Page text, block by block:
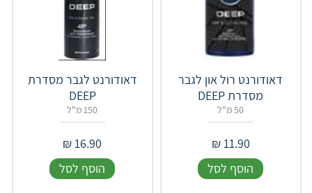
דאודורנט רול און לגבר
מסדרת DEEP
50 מ"ל
11.90
₪
הוסף לסל
דאודורנט לגבר מסדרת
DEEP
150 מ"ל
16.90
₪
הוסף לסל